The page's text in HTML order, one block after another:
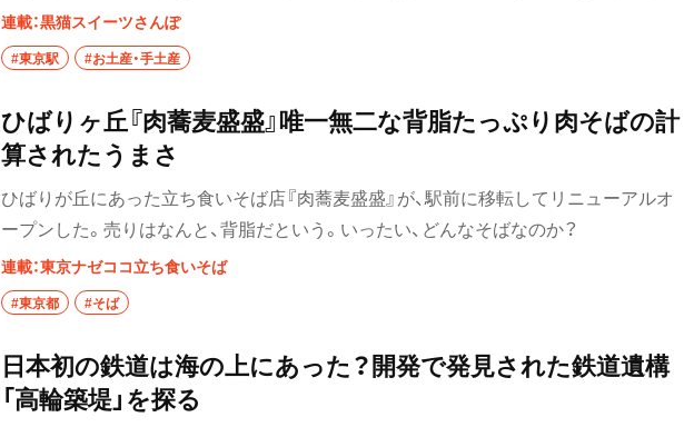
な街を散歩している時に発見した手土産スイーツをご紹介します。今回は、東京駅で購
入できる手土産の第69弾です。東京駅の手土産スイーツを約70店舗、200種類以上実食
している黒猫のおすすめです。
連載：黒猫スイーツさんぽ
#東京駅 #お土産・手土産
ひばりヶ丘『肉蕎麦盛盛』唯一無二な背脂たっぷり肉そばの計
算されたうまさ
ひばりが丘にあった立ち食いそば店『肉蕎麦盛盛』が、駅前に移転してリニューアルオ
ープンした。売りはなんと、背脂だという。いったい、どんなそばなのか？
連載：東京ナゼココ立ち食いそば
#東京都 #そば
日本初の鉄道は海の上にあった？開発で発見された鉄道遺構
「高輪築堤」を探る